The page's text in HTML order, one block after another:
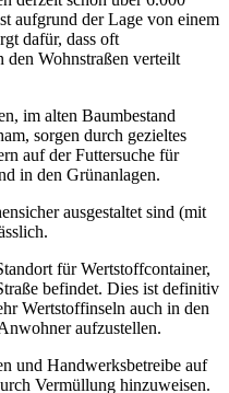
aufgrund der Lage von einem
dafür, dass oft
den Wohnstraßen verteilt
im alten Baumbestand
sorgen durch gezieltes
auf der Futtersuche für
in den Grünanlagen.
ausgestaltet sind (mit
für Wertstoffcontainer,
befindet. Dies ist definitiv
Wertstoffinseln auch in den
aufzustellen.
und Handwerksbetreibe auf
Vermüllung hinzuweisen.